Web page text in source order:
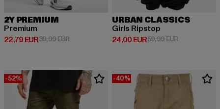
2Y PREMIUM
Premium
22,79 EUR
Derzeitiger Preis: 22,79 EUR
39,99 EURAktionspreis: 39,99 EUR
URBAN CLASSICS
Girls Ripstop
24,00 EUR
Derzeitiger Preis: 24,00 EUR
59,99 EURAktionspreis:
-52% -40%